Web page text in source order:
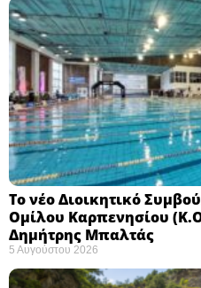
Το νέο Διοικητικό
Ομίλου Καρπενησίου
Δημήτρης Μπαλτάς
5 Αυγούστου 2026